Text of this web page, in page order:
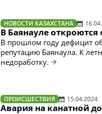
НОВОСТИ КАЗАХСТАНА
В Баянауле
В прошлом году дефицит
репутацию Баянаула. К
недоработку.
ПРОИСШЕСТВИЯ 15.04.2024
Авария на канатной